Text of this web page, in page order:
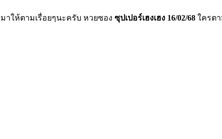
าให้ตามเรื่อยๆนะครับ หวยซอง ซุปเปอร์เฮงเฮง 16/02/68 ใครต